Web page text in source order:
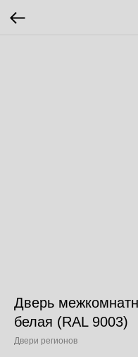
Дверь
белая (RAL 9003)
Двери регионов